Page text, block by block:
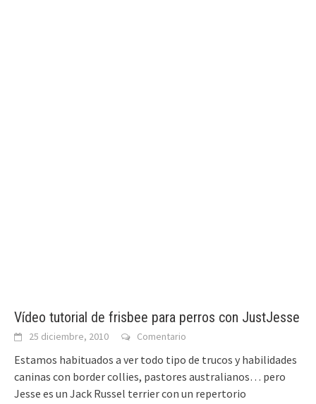
Vídeo tutorial de frisbee para perros con JustJesse
25 diciembre, 2010 Comentario
Estamos habituados a ver todo tipo de trucos y habilidades
caninas con border collies, pastores australianos… pero
Jesse es un Jack Russel terrier con un repertorio